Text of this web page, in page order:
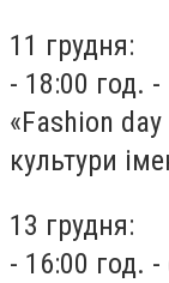
11 грудня:
- 18:00 год.
«Fashion
культури
13 грудня:
- 16:00 год.